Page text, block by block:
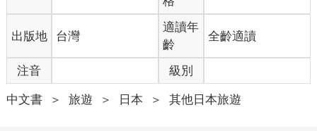
用過早餐後，沿著河畔散散步，遠遠看著樹林後、池畔旁的玻璃
弧形建築，在這靜謐的氛圍下顯得簡約清新，優靜典雅地佇立在
這美麗的大自然裡。
喜歡的設計細節
・門外夾報紙的小凹嵌。
・迴廊與旋轉梯的弧形呼應，與柱列的材質呼應。
出版地 台灣
適讀年
齡
全齡適讀
注音 級別
中文書 ＞ 旅遊 ＞ 日本 ＞ 其他日本旅遊